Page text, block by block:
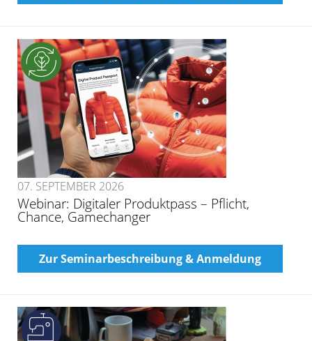
07. SEPTEMBER 2026
Webinar: Digitaler Produktpass – Pflicht,
Chance, Gamechanger
Zur Seminarbeschreibung & Anmeldung